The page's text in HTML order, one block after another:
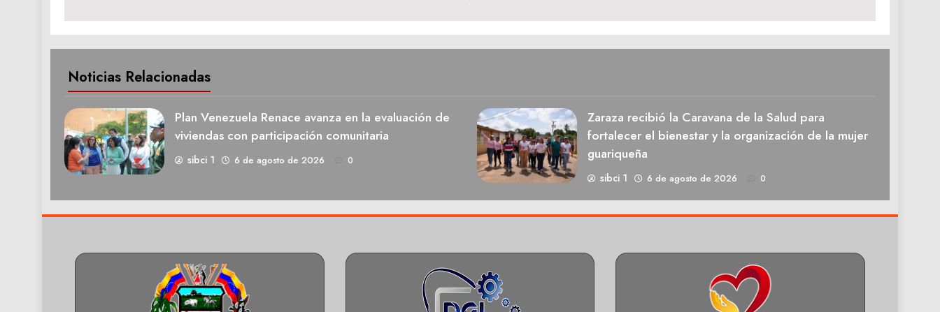
Noticias Relacionadas
Plan Venezuela Renace avanza en la evaluación de
viviendas con participación comunitaria
sibci 1 6 de agosto de 2026 0
Zaraza recibió la Caravana de la Salud para
fortalecer el bienestar y la organización de la mujer
guariqueña
sibci 1 6 de agosto de 2026 0